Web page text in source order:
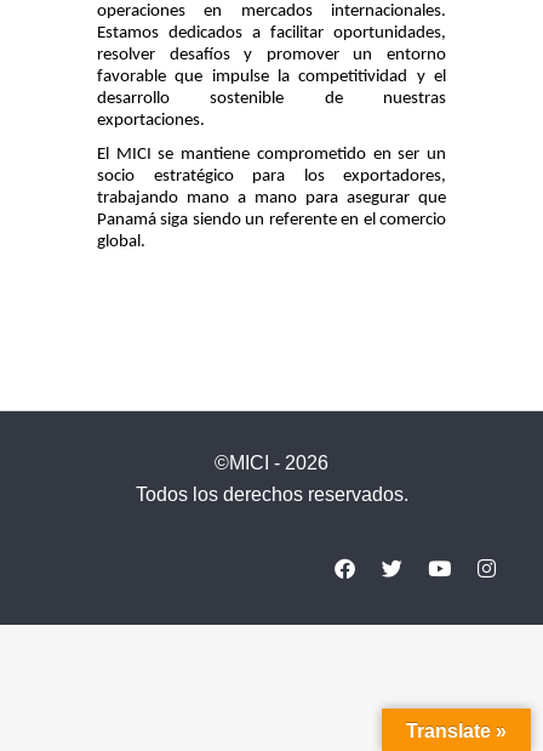
operaciones en mercados internacionales.
Estamos dedicados a facilitar oportunidades,
resolver desafíos y promover un entorno
favorable que impulse la competitividad y el
desarrollo sostenible de nuestras
exportaciones.
El MICI se mantiene comprometido en ser un
socio estratégico para los exportadores,
trabajando mano a mano para asegurar que
Panamá siga siendo un referente en el comercio
global.
©MICI - 2026
Todos los derechos reservados.
Translate »